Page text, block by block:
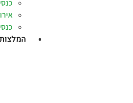
המלצות